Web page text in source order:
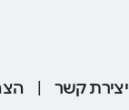
יצירת קשר |